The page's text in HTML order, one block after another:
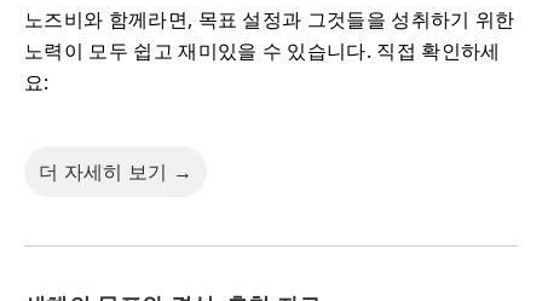
노즈비와 함께라면, 목표 설정과 그것들을 성취하기 위한
노력이 모두 쉽고 재미있을 수 있습니다. 직접 확인하세
요:
더 자세히 보기 →